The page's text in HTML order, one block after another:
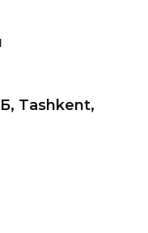
Tashkent,